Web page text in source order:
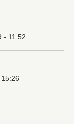
- 11:52